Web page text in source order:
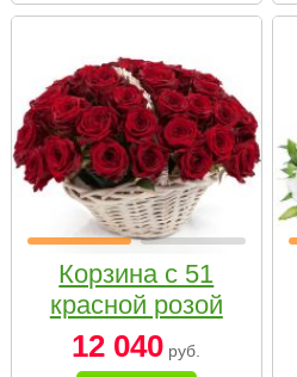
Корзина с 51
красной розой
12 040 руб.